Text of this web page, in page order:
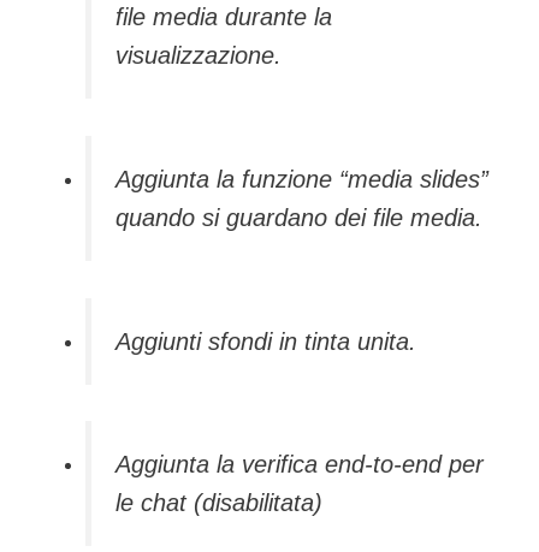
file media durante la
visualizzazione.
Aggiunta la funzione “media slides”
quando si guardano dei file media.
Aggiunti sfondi in tinta unita.
Aggiunta la verifica end-to-end per
le chat (disabilitata)